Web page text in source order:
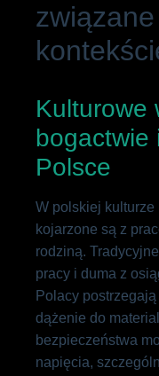
Kulturowe
bogactwie
Polsce
W polskiej kulturze
kojarzone są z
rodziną.
pracy i duma z
Polacy
dążenie do
bezpieczeństwa
napięcia,